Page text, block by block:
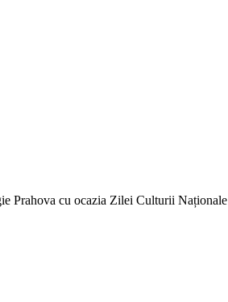
Prahova cu ocazia Zilei Culturii Naționale